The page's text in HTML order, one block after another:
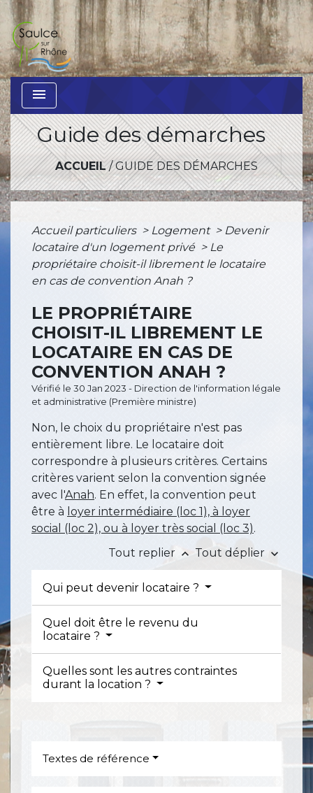
menu
Guide des démarches
ACCUEIL/GUIDE DES DÉMARCHES
Accueil particuliers > Logement > Devenir
locataire d'un logement privé > Le
propriétaire choisit-il librement le locataire
en cas de convention Anah ?
LE PROPRIÉTAIRE
CHOISIT-IL LIBREMENT LE
LOCATAIRE EN CAS DE
CONVENTION ANAH ?
Vérifié le 30 Jan 2023 - Direction de l'information légale
et administrative (Première ministre)
Non, le choix du propriétaire n'est pas
entièrement libre. Le locataire doit
correspondre à plusieurs critères. Certains
critères varient selon la convention signée
avec l'Anah. En effet, la convention peut
être à loyer intermédiaire (loc 1), à loyer
social (loc 2), ou à loyer très social (loc 3).
Tout replier keyboard_arrow_up Tout déplier keyboard_arrow_down
Qui peut devenir locataire ?
Quel doit être le revenu du
locataire ?
Quelles sont les autres contraintes
durant la location ?
Textes de référence